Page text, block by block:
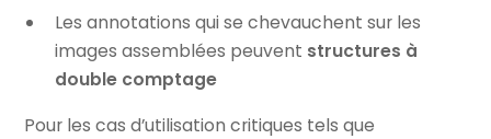
Les annotations qui se chevauchent sur les
images assemblées peuvent structures à
double comptage
Pour les cas d’utilisation critiques tels que